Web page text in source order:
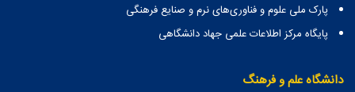
پارک ملی علوم و فناوری‌های نرم و صنایع فرهنگی
پایگاه مرکز اطلاعات علمی جهاد دانشگاهی
دانشگاه علم و فرهنگ